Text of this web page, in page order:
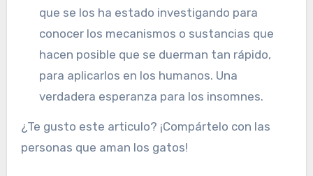
que se los ha estado investigando para
conocer los mecanismos o sustancias que
hacen posible que se duerman tan rápido,
para aplicarlos en los humanos. Una
verdadera esperanza para los insomnes.
¿Te gusto este articulo? ¡Compártelo con las
personas que aman los gatos!